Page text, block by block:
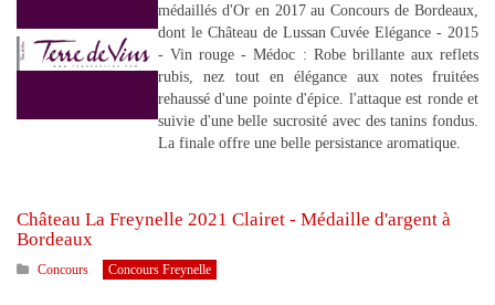
médaillés d'Or en 2017 au Concours de Bordeaux,
dont le Château de Lussan Cuvée Elégance - 2015
- Vin rouge - Médoc : Robe brillante aux reflets
rubis, nez tout en élégance aux notes fruitées
rehaussé d'une pointe d'épice. l'attaque est ronde et
suivie d'une belle sucrosité avec des tanins fondus.
La finale offre une belle persistance aromatique.
Château La Freynelle 2021 Clairet - Médaille d'argent à
Bordeaux
Concours Concours Freynelle